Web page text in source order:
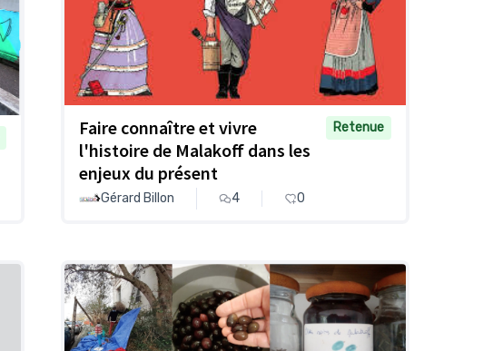
Faire connaître et vivre
l'histoire de Malakoff dans les
enjeux du présent
Retenue
Gérard Billon 4 0